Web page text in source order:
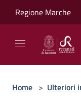
Regione Marche
Home > Ulteriori